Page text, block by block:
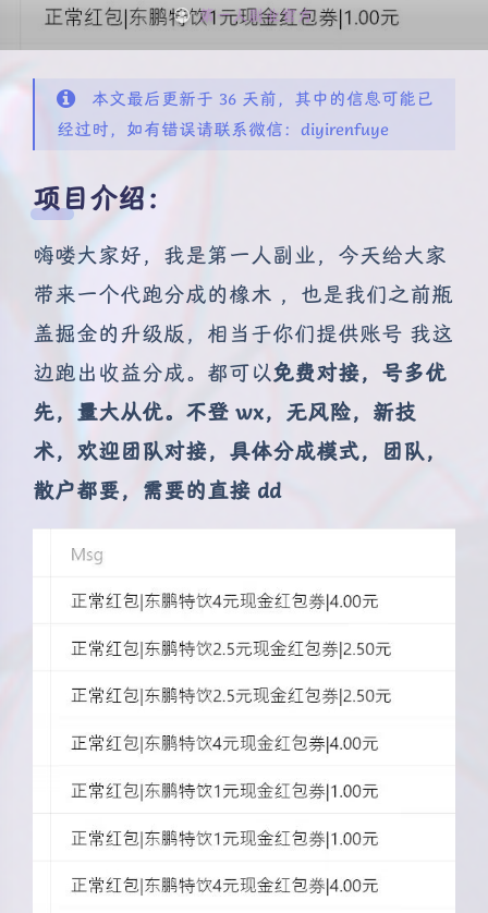
第一人副业官方
本文最后更新于 36 天前，其中的信息可能已
经过时，如有错误请联系微信：diyirenfuye
项目介绍：
嗨喽大家好，我是第一人副业，今天给大家
带来一个代跑分成的橡木 ，也是我们之前瓶
盖掘金的升级版，相当于你们提供账号 我这
边跑出收益分成。都可以免费对接，号多优
先，量大从优。不登 wx，无风险，新技
术，欢迎团队对接，具体分成模式，团队，
散户都要，需要的直接 dd